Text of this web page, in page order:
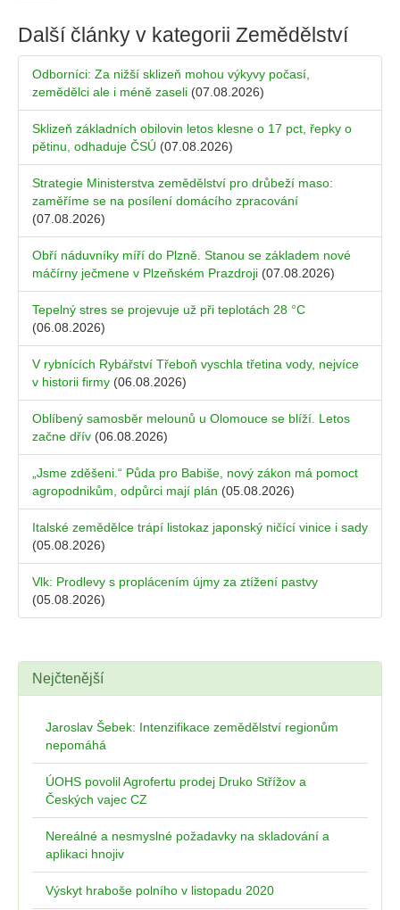
Další články v kategorii Zemědělství
Odborníci: Za nižší sklizeň mohou výkyvy počasí,
zemědělci ale i méně zaseli (07.08.2026)
Sklizeň základních obilovin letos klesne o 17 pct, řepky o
pětinu, odhaduje ČSÚ (07.08.2026)
Strategie Ministerstva zemědělství pro drůbeží maso:
zaměříme se na posílení domácího zpracování
(07.08.2026)
Obří náduvníky míří do Plzně. Stanou se základem nové
máčírny ječmene v Plzeňském Prazdroji (07.08.2026)
Tepelný stres se projevuje už při teplotách 28 °C
(06.08.2026)
V rybnících Rybářství Třeboň vyschla třetina vody, nejvíce
v historii firmy (06.08.2026)
Oblíbený samosběr melounů u Olomouce se blíží. Letos
začne dřív (06.08.2026)
„Jsme zděšeni.“ Půda pro Babiše, nový zákon má pomoct
agropodnikům, odpůrci mají plán (05.08.2026)
Italské zemědělce trápí listokaz japonský ničící vinice i sady
(05.08.2026)
Vlk: Prodlevy s proplácením újmy za ztížení pastvy
(05.08.2026)
Nejčtenější
Jaroslav Šebek: Intenzifikace zemědělství regionům
nepomáhá
ÚOHS povolil Agrofertu prodej Druko Střížov a
Českých vajec CZ
Nereálné a nesmyslné požadavky na skladování a
aplikaci hnojiv
Výskyt hraboše polního v listopadu 2020